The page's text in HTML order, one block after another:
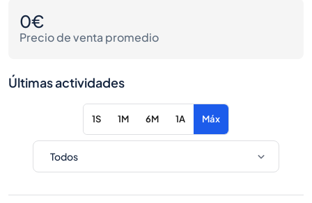
0€
Precio de venta promedio
Últimas actividades
1S 1M 6M 1A Máx